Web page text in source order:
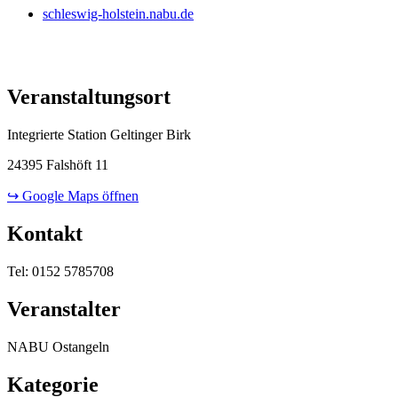
schleswig-holstein.nabu.de
Veranstaltungsort
Integrierte Station Geltinger Birk
24395 Falshöft 11
↪ Google Maps öffnen
Kontakt
Tel: 0152 5785708
Veranstalter
NABU Ostangeln
Kategorie